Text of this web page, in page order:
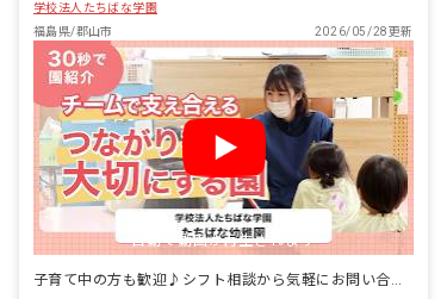
学校法人たちばな学園
福島県/郡山市
2026/05/28更新
自動で動画が再生されます
子育て中の方も歓迎♪シフト相談から気軽にお問い合わせください！